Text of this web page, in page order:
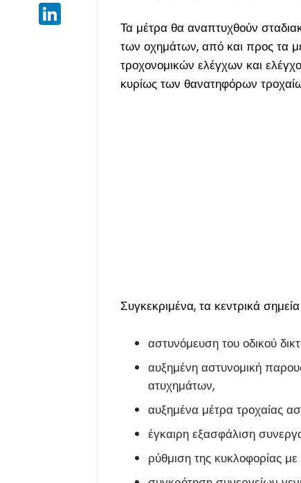
LinkedIn
Τα μέτρα θα αναπτυχθούν
των οχημάτων, από και προς τα
τροχονομικών ελέγχων και
κυρίως των θανατηφόρων
Συγκεκριμένα, τα κεντρικά
αστυνόμευση του οδικού
αυξημένη αστυνομική
ατυχημάτων,
αυξημένα μέτρα τροχαίας
έγκαιρη εξασφάλιση
ρύθμιση της κυκλοφορίας